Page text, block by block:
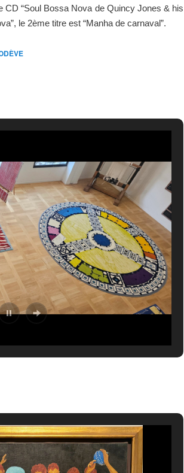
“Soul Bossa Nova de Quincy Jones & his
le 2ème titre est “Manha de carnaval”.